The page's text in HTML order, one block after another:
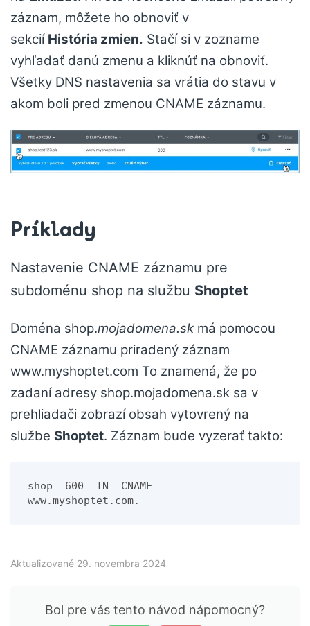
záznam, môžete ho obnoviť v
sekcií História zmien. Stačí si v zozname
vyhľadať danú zmenu a kliknúť na obnoviť.
Všetky DNS nastavenia sa vrátia do stavu v
akom boli pred zmenou CNAME záznamu.
Príklady
Nastavenie CNAME záznamu pre
subdoménu shop na službu Shoptet
Doména shop.mojadomena.sk má pomocou
CNAME záznamu priradený záznam
www.myshoptet.com To znamená, že po
zadaní adresy shop.mojadomena.sk sa v
prehliadači zobrazí obsah vytovrený na
službe Shoptet. Záznam bude vyzerať takto:
shop  600  IN  CNAME
www.myshoptet.com.
Aktualizované 29. novembra 2024
Bol pre vás tento návod nápomocný?